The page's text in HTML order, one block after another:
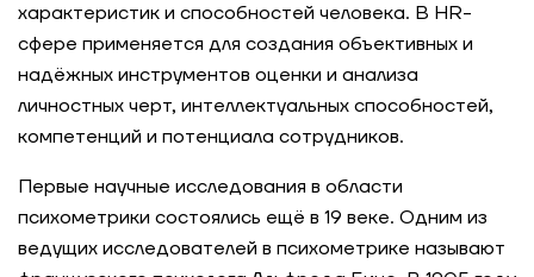
характеристик и способностей человека. В HR-
сфере применяется для создания объективных и
надёжных инструментов оценки и анализа
личностных черт, интеллектуальных способностей,
компетенций и потенциала сотрудников.
Первые научные исследования в области
психометрики состоялись ещё в 19 веке. Одним из
ведущих исследователей в психометрике называют